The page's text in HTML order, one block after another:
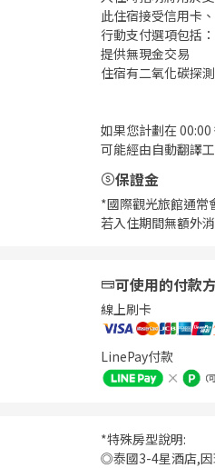
此住宿接受信用卡
行動支付選項包括
提供無現金交易
住宿有二氧化碳探
如果您計劃在
可能經由自動翻譯
保證金
*國際觀光旅館通常
若入住期間無額外
可使用的付款
線上刷卡
LinePay付款
*特殊房型說明:
◎泰國3-4星酒店,因